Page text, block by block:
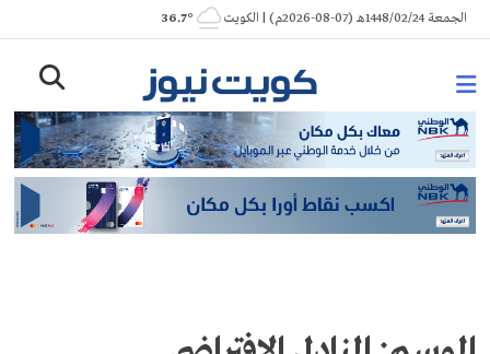
Skip
to
الجمعة 1448/02/24هـ (07-08-2026م) | الكويت ° 36.7